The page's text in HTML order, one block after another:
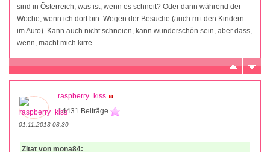
sind in Österreich, was ist, wenn es schneit? Oder dann während der
Woche, wenn ich dort bin. Wegen der Besuche (auch mit den Kindern
im Auto). Kann auch nicht schneien, kann wunderschön sein, aber dass,
wenn, macht mich kirre.
raspberry_kiss
14431 Beiträge
01.11.2013 08:30
Zitat von mona84: